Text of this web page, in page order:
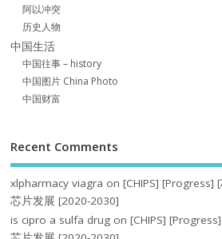
阿以冲突
历史人物
中国生活
中国往事 – history
中国图片 China Photo
中国财富
Recent Comments
xlpharmacy viagra on[CHIPS] [Progress]
芯片发展 [2020-2030]
is cipro a sulfa drug on[CHIPS]